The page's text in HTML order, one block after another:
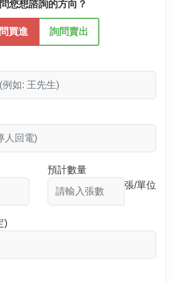
您想諮詢的方向？
買進 詢問賣出
預計數量
張/單位
)